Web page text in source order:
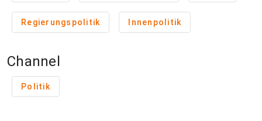
Regierungspolitik Innenpolitik
Channel
Politik